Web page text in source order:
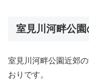
室見川河畔公
室見川河畔公園近郊
おりです。